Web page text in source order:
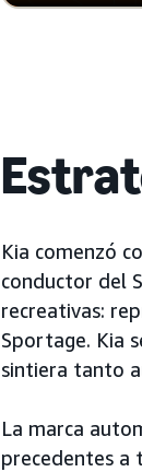
Kia comenzó
conductor del
recreativas:
Sportage. Kia
sintiera tanto
La marca
precedentes a